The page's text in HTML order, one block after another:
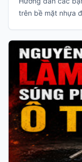
trên bề mặt nhựa